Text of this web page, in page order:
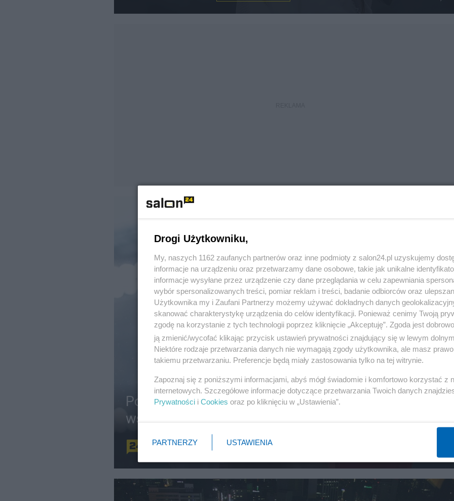
Polacy rewelacyjni na paraolimpiadzie. Oto
wszystkie medale, które do tej pory wywalczyli
Redakcja IGRZYSKA W TOKIO
Drogi Użytkowniku,
My, naszych 1162 zaufanych partnerów oraz inne podmioty z salon24.pl uzyskujemy
informacje na urządzeniu oraz przetwarzamy dane osobowe, takie jak unikalne
informacje wysyłane przez urządzenie czy dane przeglądania w celu zapewniania
wybór spersonalizowanych treści, pomiar reklam i treści, badanie odbiorców oraz
Użytkownika my i Zaufani Partnerzy możemy używać dokładnych danych
skanować charakterystykę urządzenia do celów identyfikacji. Ponieważ cenimy Twoją
zgodę na korzystanie z tych technologii poprzez kliknięcie „Akceptuję”. Zgoda jest
ją zmienić/wycofać klikając przycisk ustawień prywatności znajdujący się w lewym
Niektóre rodzaje przetwarzania danych nie wymagają zgody użytkownika, ale masz
takiemu przetwarzaniu. Preferencje będą miały zastosowania tylko na tej witrynie.
Zapoznaj się z poniższymi informacjami, abyś mógł świadomie i komfortowo korzystać z
internetowych. Szczegółowe informacje dotyczące przetwarzania Twoich danych
Prywatności i Cookies oraz po kliknięciu w „Ustawienia”.
PARTNERZY USTAWIENIA